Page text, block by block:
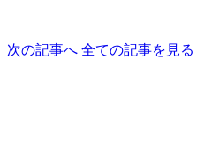
次の記事へ 全ての記事を見る